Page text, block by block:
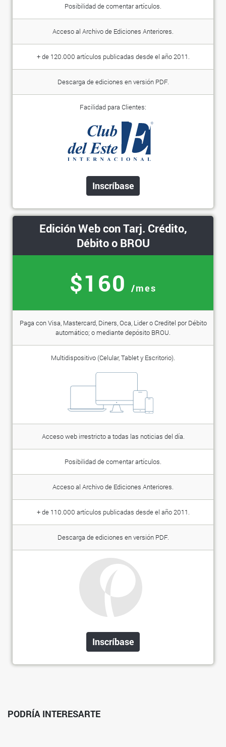
Posibilidad de comentar artículos.
Acceso al Archivo de Ediciones Anteriores.
+ de 120.000 artículos publicadas desde el año 2011.
Descarga de ediciones en versión PDF.
Facilidad para Clientes:
Inscríbase
Edición Web con Tarj. Crédito,
Débito o BROU
$160 /mes
Paga con Visa, Mastercard, Diners, Oca, Lider o Creditel por Débito
automático; o mediante depósito BROU.
Multidispositivo (Celular, Tablet y Escritorio).
Acceso web irrestricto a todas las noticias del día.
Posibilidad de comentar artículos.
Acceso al Archivo de Ediciones Anteriores.
+ de 110.000 artículos publicadas desde el año 2011.
Descarga de ediciones en versión PDF.
Inscríbase
PODRÍA INTERESARTE